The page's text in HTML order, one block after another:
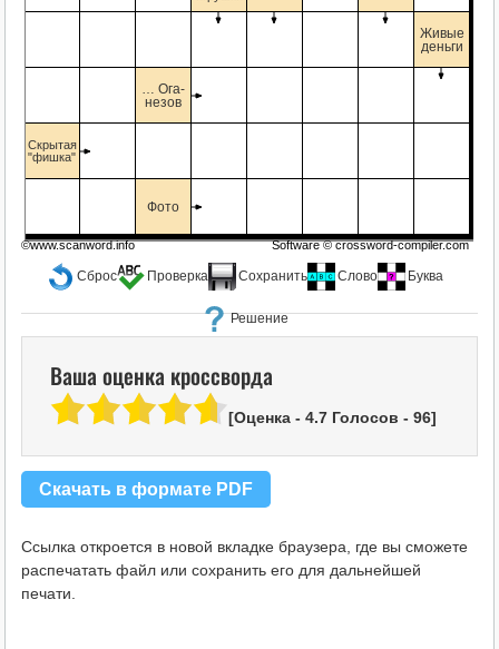
Сброс Проверка Сохранить Слово Буква
Решение
Живые
деньги
… Ога-
незов
Скрытая
"фишка"
Фото
©www.scanword.info Software ©crossword-compiler.com
Ваша оценка кроссворда
[Оценка - 4.7Голосов - 96]
Скачать в формате PDF
Ссылка откроется в новой вкладке браузера, где вы сможете
распечатать файл или сохранить его для дальнейшей
печати.